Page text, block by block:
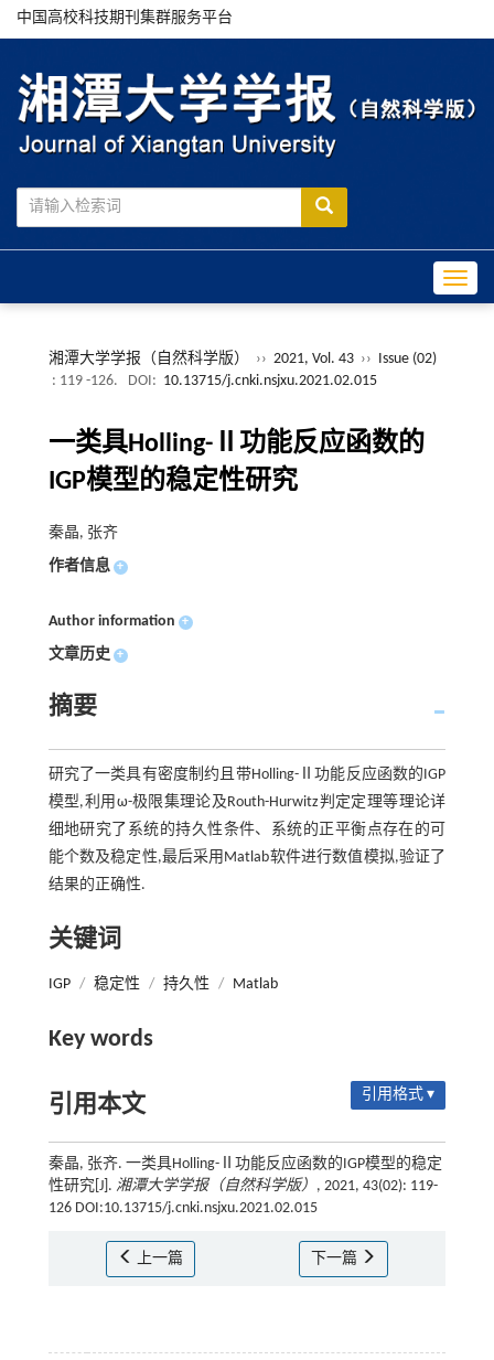
中国高校科技期刊集群服务平台
湘潭大学学报（自然科学版） ›› 2021, Vol. 43 ›› Issue (02)
: 119 -126.
DOI: 10.13715/j.cnki.nsjxu.2021.02.015
一类具Holling-Ⅱ功能反应函数的
IGP模型的稳定性研究
秦晶, 张齐
作者信息 +
Author information +
文章历史 +
摘要
研究了一类具有密度制约且带Holling-Ⅱ功能反应函数的IGP
模型,利用ω-极限集理论及Routh-Hurwitz判定定理等理论详
细地研究了系统的持久性条件、系统的正平衡点存在的可
能个数及稳定性,最后采用Matlab软件进行数值模拟,验证了
结果的正确性.
关键词
IGP / 稳定性 / 持久性 / Matlab
Key words
引用本文 引用格式 ▾
秦晶, 张齐. 一类具Holling-Ⅱ功能反应函数的IGP模型的稳定
性研究[J]. 湘潭大学学报（自然科学版） , 2021, 43(02): 119-
126 DOI:10.13715/j.cnki.nsjxu.2021.02.015
上一篇 下一篇